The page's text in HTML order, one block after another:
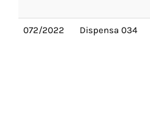
072/2022 Dispensa 034